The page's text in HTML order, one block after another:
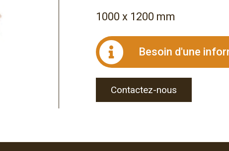
1000 x 1200 mm
Besoin d'une
Contactez-nous